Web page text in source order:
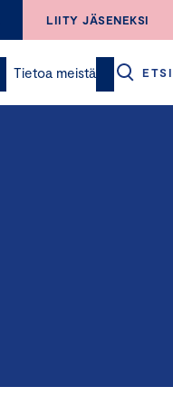
LIITY JÄSENEKSI
Tietoa meistä ETSI